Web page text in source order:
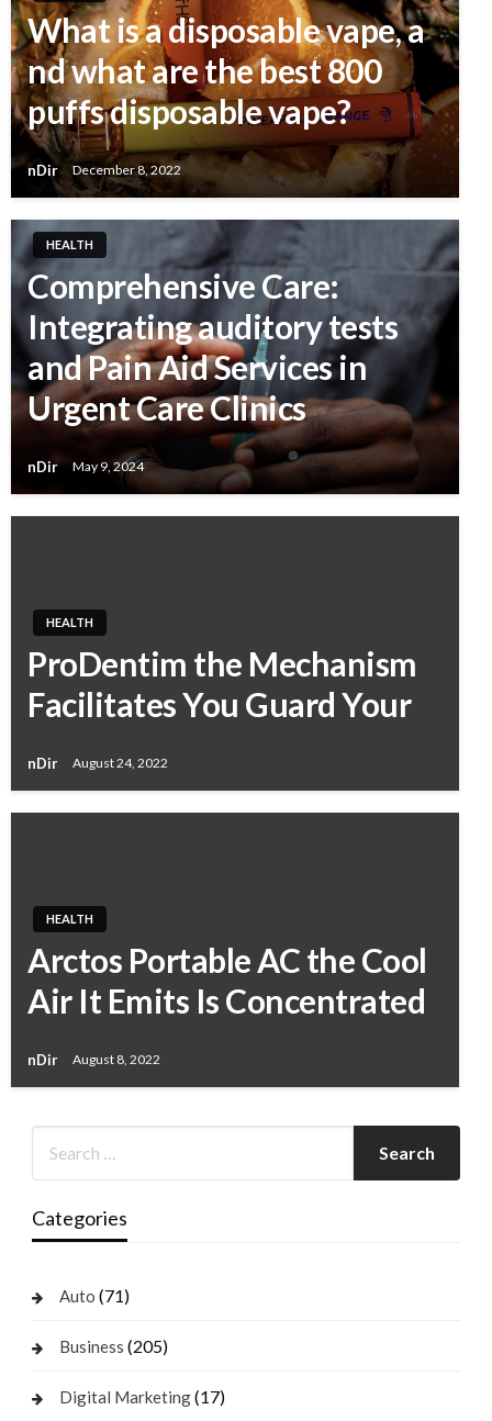
What is a disposable vape, a
nd what are the best 800
puffs disposable vape?
nDir December 8, 2022
HEALTH
Comprehensive Care:
Integrating auditory tests
and Pain Aid Services in
Urgent Care Clinics
nDir May 9, 2024
HEALTH
ProDentim the Mechanism
Facilitates You Guard Your
nDir August 24, 2022
HEALTH
Arctos Portable AC the Cool
Air It Emits Is Concentrated
nDir August 8, 2022
Categories
Auto (71)
Business (205)
Digital Marketing(17)